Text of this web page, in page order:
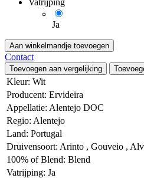
Vatrijping
Ja
Aan winkelmandje toevoegen
Contact
Toevoegen aan vergelijking
Kleur: Wit
Producent: Ervideira
Appellatie: Alentejo DOC
Regio: Alentejo
Land: Portugal
Druivensoort: Arinto , Gouveio ,
100% of Blend: Blend
Vatrijping: Ja